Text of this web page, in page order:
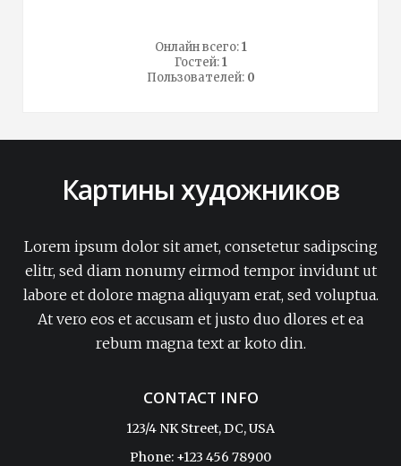
Онлайн всего:1
Гостей:1
Пользователей: 0
Картины художников
Lorem ipsum dolor sit amet, consetetur sadipscing
elitr, sed diam nonumy eirmod tempor invidunt ut
labore et dolore magna aliquyam erat, sed voluptua.
At vero eos et accusam et justo duo dlores et ea
rebum magna text ar koto din.
CONTACT INFO
123/4 NK Street, DC, USA
Phone: +123 456 78900